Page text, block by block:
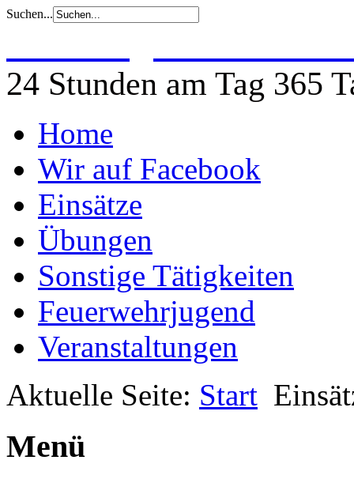
Suchen...
24 Stunden am Tag 365
Home
Wir auf Facebook
Einsätze
Übungen
Sonstige Tätigkeiten
Feuerwehrjugend
Veranstaltungen
Aktuelle Seite: Start
Menü